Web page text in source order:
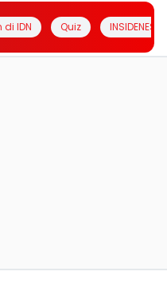
di IDN Quiz INSIDENESIA